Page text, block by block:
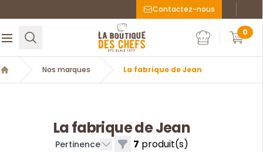
Contactez-nous
Ouvrir le menuRechercher
La Boutique des chefs
Mon compte
Mon
0
Accueil
Nos marques La fabrique de Jean
La fabrique de Jean
Pertinence Filtres
7 produit(s)